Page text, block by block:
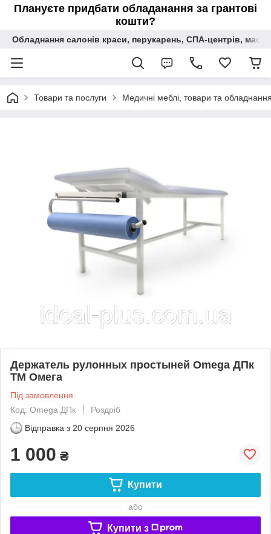
Плануєте придбати обладанання за грантові
кошти?
Обладнання салонів краси, перукарень, СПА-центрів,
Товари та послуги Медичні меблі, товари та обладнання
Держатель рулонных простыней Omega ДПк
ТМ Омега
Під замовлення
Код: Omega ДПк
Роздріб
Відправка з 20 серпня 2026
1 000 ₴
Купити
або
Купити з